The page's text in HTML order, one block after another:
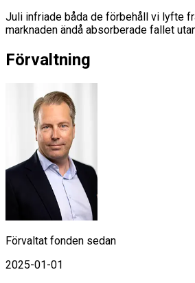
Juli infriade båda de förbehåll vi lyfte
marknaden ändå absorberade fallet
Förvaltning
Förvaltat fonden sedan
2025-01-01